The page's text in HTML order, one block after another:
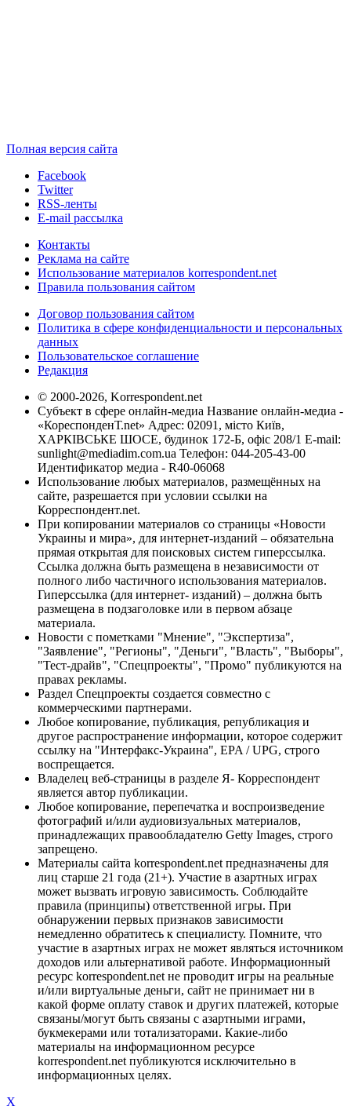
Полная версия сайта
Facebook
Twitter
RSS-ленты
E-mail рассылка
Контакты
Реклама на сайте
Использование материалов korrespondent.net
Правила пользования сайтом
Договор пользования сайтом
Политика в сфере конфиденциальности и персональных
данных
Пользовательское соглашение
Редакция
© 2000-2026, Korrespondent.net
Субъект в сфере онлайн-медиа Название онлайн-медиа -
«КореспонденТ.net» Адрес: 02091, місто Київ,
ХАРКІВСЬКЕ ШОСЕ, будинок 172-Б, офіс 208/1 E-mail:
sunlight@mediadim.com.ua Телефон: 044-205-43-00
Идентификатор медиа - R40-06068
Использование любых материалов, размещённых на
сайте, разрешается при условии ссылки на
Корреспондент.net.
При копировании материалов со страницы «Новости
Украины и мира», для интернет-изданий – обязательна
прямая открытая для поисковых систем гиперссылка.
Ссылка должна быть размещена в независимости от
полного либо частичного использования материалов.
Гиперссылка (для интернет- изданий) – должна быть
размещена в подзаголовке или в первом абзаце
материала.
Новости с пометками "Мнение", "Экспертиза",
"Заявление", "Регионы", "Деньги", "Власть", "Выборы",
"Тест-драйв", "Спецпроекты", "Промо" публикуются на
правах рекламы.
Раздел Спецпроекты создается совместно с
коммерческими партнерами.
Любое копирование, публикация, републикация и
другое распространение информации, которое содержит
ссылку на "Интерфакс-Украина", EPA / UPG, строго
воспрещается.
Владелец веб-страницы в разделе Я- Корреспондент
является автор публикации.
Любое копирование, перепечатка и воспроизведение
фотографий и/или аудиовизуальных материалов,
принадлежащих правообладателю Getty Images, строго
запрещено.
Материалы сайта korrespondent.net предназначены для
лиц старше 21 года (21+). Участие в азартных играх
может вызвать игровую зависимость. Соблюдайте
правила (принципы) ответственной игры. При
обнаружении первых признаков зависимости
немедленно обратитесь к специалисту. Помните, что
участие в азартных играх не может являться источником
доходов или альтернативой работе. Информационный
ресурс korrespondent.net не проводит игры на реальные
и/или виртуальные деньги, сайт не принимает ни в
какой форме оплату ставок и других платежей, которые
связаны/могут быть связаны с азартными играми,
букмекерами или тотализаторами. Какие-либо
материалы на информационном ресурсе
korrespondent.net публикуются исключительно в
информационных целях.
X